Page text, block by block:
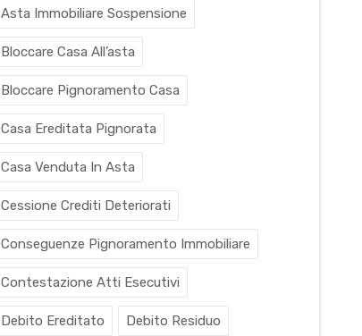
Asta Immobiliare Sospensione
Bloccare Casa All’asta
Bloccare Pignoramento Casa
Casa Ereditata Pignorata
Casa Venduta In Asta
Cessione Crediti Deteriorati
Conseguenze Pignoramento Immobiliare
Contestazione Atti Esecutivi
Debito Ereditato Debito Residuo